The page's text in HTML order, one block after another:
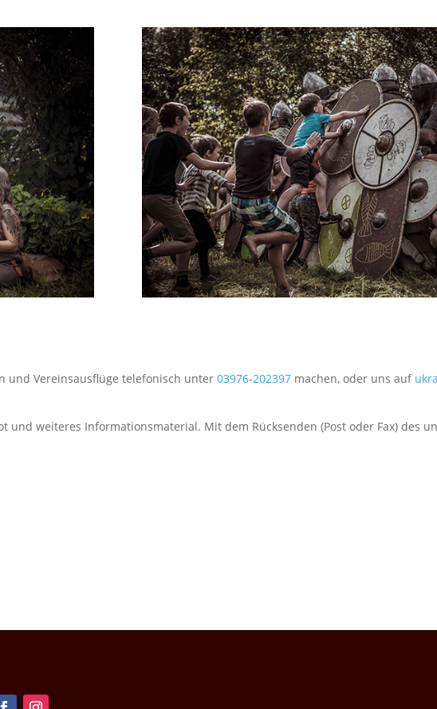
und Vereinsausflüge telefonisch unter03976-202397 machen, oder uns auf
weiteres Informationsmaterial. Mit dem Rücksenden (Post oder Fax) des